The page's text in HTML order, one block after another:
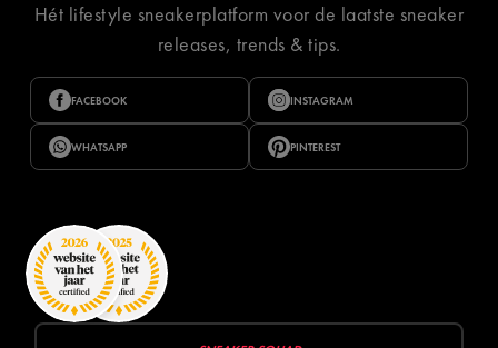
Hét lifestyle sneakerplatform voor de laatste sneaker
releases, trends & tips.
FACEBOOK INSTAGRAM
WHATSAPP PINTEREST